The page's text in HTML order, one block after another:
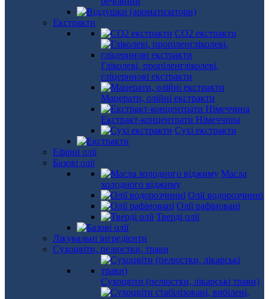
Екстракти
СО2 екстракти
Гліколеві, пропіленгліколеві,
гліцеринові екстракти
Мацерати, олійні екстракти
Екстракт-концентрати Німеччина
Сухі екстракти
Ефірні олії
Базові олії
Масла
холодного віджиму
Олії водорозчинні
Олії рафіновані
Тверді олії
Лікувальні інгредієнти
Сухоцвіти, пелюстки, трави
Сухоцвіти (пелюстки, лікарські трави)